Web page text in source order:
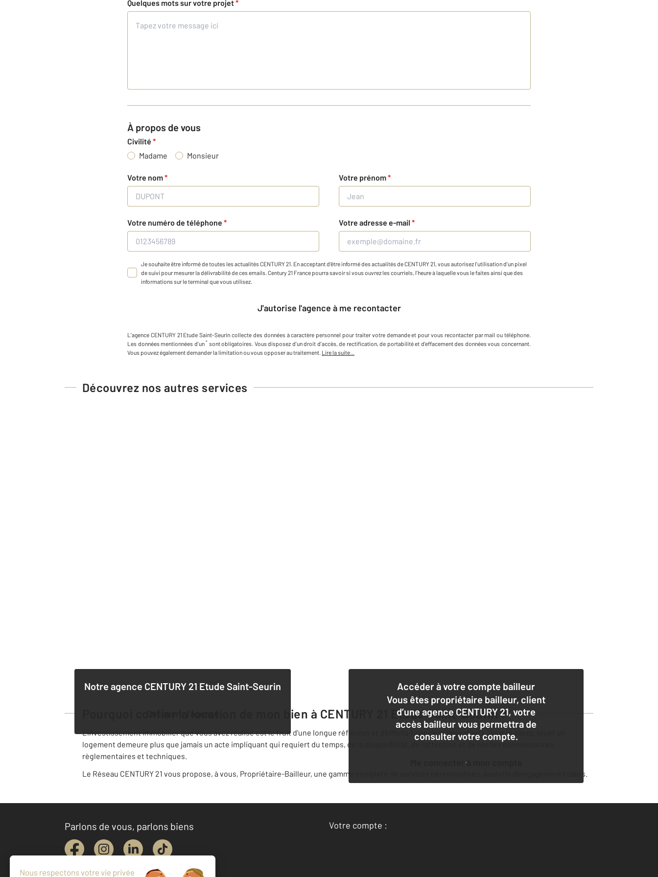
Quelques mots sur votre projet*
À propos de vous
Civilité *
Madame
Monsieur
Votre nom* Votre prénom*
Votre numéro de téléphone * Votre adresse e-mail *
Je souhaite être informé de toutes les actualités CENTURY 21. En acceptant d'être informé des actualités de CENTURY 21, vous autorisez l'utilisation d'un pixel
de suivi pour mesurer la délivrabilité de ces emails. Century 21 France pourra savoir si vous ouvrez les courriels, l'heure à laquelle vous le faites ainsi que des
informations sur le terminal que vous utilisez.
J'autorise l'agence à me recontacter
L'agence CENTURY 21 Etude Saint-Seurin collecte des données à caractère personnel pour traiter votre demande et pour vous recontacter par mail ou téléphone
Les données mentionnées d'un * sont obligatoires. Vous disposez d'un droit d'accès, de rectification, de portabilité et d'effacement des données vous concernant.
Vous pouvez également demander la limitation ou vous opposer au traitement. Lire la suite...
Découvrez nos autres services
Notre agence CENTURY 21 Etude Saint-Seurin
Accéder à votre compte bailleur
Vous êtes propriétaire bailleur, client
d’une agence CENTURY 21, votre
accès bailleur vous permettra de
consulter votre compte.
Me connecter à mon compte
Pourquoi confier la location de mon bien à CENTURY 21 Etude Saint-Seurin?
L'investissement immobilier que vous avez réalisé est le fruit d'une longue réflexion et d'efforts financiers importants. Vous le savez, louer un
logement demeure plus que jamais un acte impliquant qui requiert du temps, de la disponibilité, de l'attention et de réelles connaissances
règlementaires et techniques.
Le Réseau CENTURY 21 vous propose, à vous, Propriétaire-Bailleur, une gamme complète de services personnalisés, assortis d'engagements clairs.
Parlons de vous, parlons biens
Votre compte :
Accéder à mon compte